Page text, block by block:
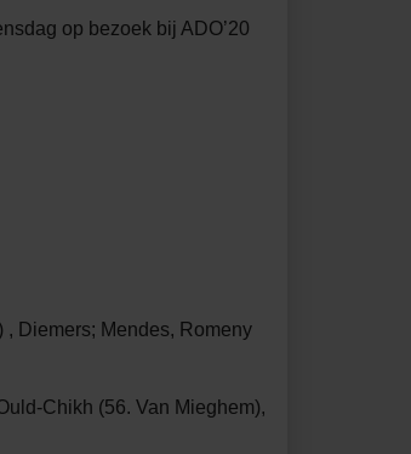
op bezoek bij ADO’20
Diemers; Mendes, Romeny
Chikh (56. Van Mieghem),